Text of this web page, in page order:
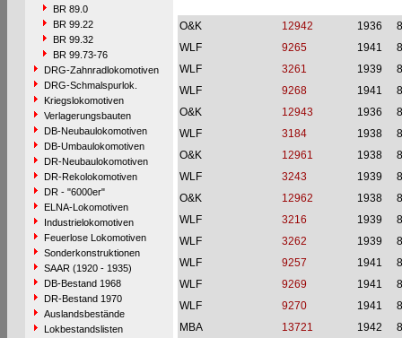
BR 89.0
BR 99.22
BR 99.32
BR 99.73-76
DRG-Zahnradlokomotiven
DRG-Schmalspurlok.
Kriegslokomotiven
Verlagerungsbauten
DB-Neubaulokomotiven
DB-Umbaulokomotiven
DR-Neubaulokomotiven
DR-Rekolokomotiven
DR - "6000er"
ELNA-Lokomotiven
Industrielokomotiven
Feuerlose Lokomotiven
Sonderkonstruktionen
SAAR (1920 - 1935)
DB-Bestand 1968
DR-Bestand 1970
Auslandsbestände
Lokbestandslisten
O&K 12942 1936
WLF
9265 1941
WLF
3261 1939
WLF
9268 1941
O&K
12943 1936
WLF
3184 1938
O&K
12961 1938
WLF
3243 1939
O&K
12962 1938
WLF
3216 1939
WLF
3262 1939
WLF
9257 1941
WLF
9269 1941
WLF
9270 1941
MBA
13721 1942